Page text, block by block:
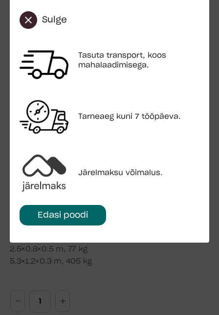
Sulge
Tasuta transport, koos
mahalaadimisega.
Tarneaeg kuni 7 tööpäeva.
Järelmaksu võimalus.
Edasi poodi
Ehitus: Tuuletapiga seinadetailid
Pindala: 19.0 m2
Ruumala: 46.0 m3
Seina paksus: 44 mm
Seinamõõdud: 360 x 570 cm
Seina kõrgus: 217 cm
Kogukõrgus: 276 cm
Põranda pindala: 19.0 m2
Katusekalle: 16.3°
Katuselauad: 19 mm
Põrandalauad: 19 mm
73 x 175 cm
Aknaava: 119 x 89 cm
2.5×0.8×0.5 m, 77 kg
5.3×1.2×0.3 m, 405 kg